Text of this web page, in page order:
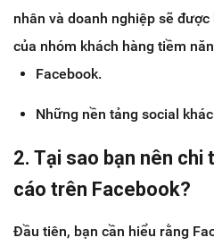
nhân và doanh nghiệp sẽ
của nhóm khách hàng tiềm
Facebook.
Những nền tảng social
2. Tại sao bạn nên chi
cáo trên Facebook?
Đầu tiên, bạn cần hiểu rằng